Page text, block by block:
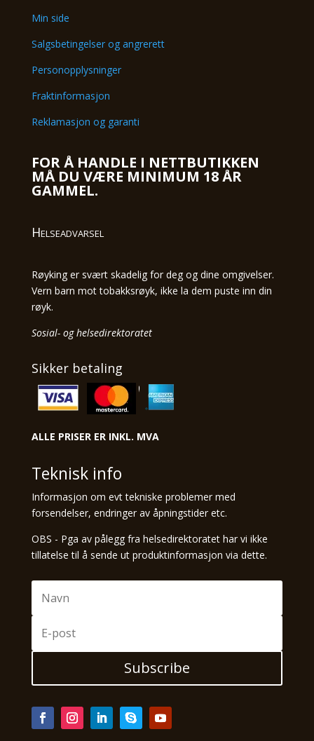
Min side
Salgsbetingelser og angrerett
Personopplysninger
Fraktinformasjon
Reklamasjon og garanti
FOR Å HANDLE I NETTBUTIKKEN
MÅ DU VÆRE MINIMUM 18 ÅR
GAMMEL.
Helseadvarsel
Røyking er svært skadelig for deg og dine omgivelser.
Vern barn mot tobakksrøyk, ikke la dem puste inn din
røyk.
Sosial- og helsedirektoratet
Sikker betaling
ALLE PRISER ER INKL. MVA
Teknisk info
Informasjon om evt tekniske problemer med
forsendelser, endringer av åpningstider etc.
OBS - Pga av pålegg fra helsedirektoratet har vi ikke
tillatelse til å sende ut produktinformasjon via dette.
Subscribe